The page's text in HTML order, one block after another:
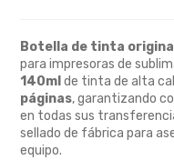
Botella de tinta original
para impresoras de
140ml de tinta de alta
páginas, garantizando
en todas sus
sellado de fábrica para
equipo.